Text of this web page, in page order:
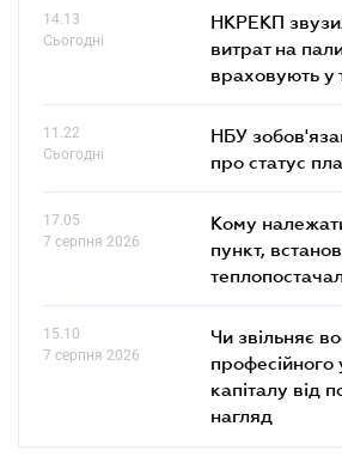
14.13
Сьогодні
НКРЕКП
витрат на
враховують у
11.22
Сьогодні
НБУ
про статус
17.05
7 серпня 2026
Кому
пункт,
15.10
7 серпня 2026
Чи звільняє
капіталу від
нагляд